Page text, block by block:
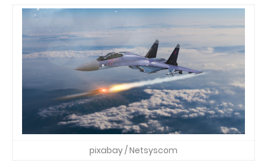
pixabay / Netsyscom